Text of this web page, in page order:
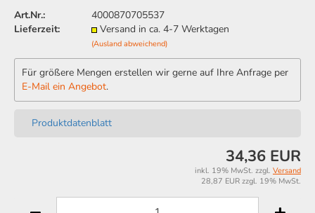
Art.Nr.:
4000870705537
Lieferzeit:
Versand in ca. 4-7 Werktagen
(Ausland abweichend)
Für größere Mengen erstellen wir gerne auf Ihre Anfrage per
E-Mail ein Angebot.
Produktdatenblatt
34,36 EUR
inkl. 19% MwSt. zzgl. Versand
28,87 EUR zzgl. 19% MwSt.